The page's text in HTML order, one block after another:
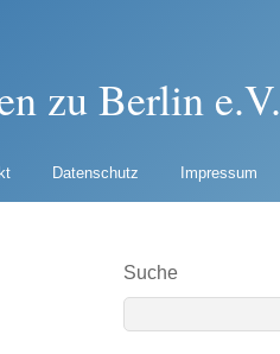
zu Berlin e.V.
Datenschutz Impressum
Suche